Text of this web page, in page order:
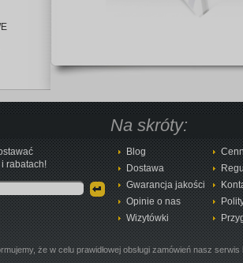
rabatach!
Na skróty:
Blog
Dostawa
Gwarancja jakości
Opinie o nas
Wizytówki
że w celu prawidłowej obsługi zamówień nasz